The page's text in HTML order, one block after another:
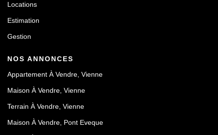
Locations
Estimation
Gestion
NOS ANNONCES
Appartement À Vendre, Vienne
Maison À Vendre, Vienne
Terrain À Vendre, Vienne
Maison À Vendre, Pont Eveque